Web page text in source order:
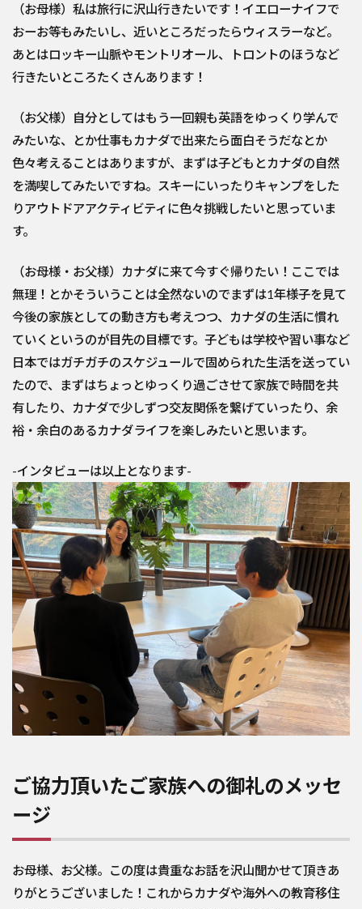
（お母様）私は旅行に沢山行きたいです！イエローナイフで
おーお等もみたいし、近いところだったらウィスラーなど。
あとはロッキー山脈やモントリオール、トロントのほうなど
行きたいところたくさんあります！
（お父様）自分としてはもう一回親も英語をゆっくり学んで
みたいな、とか仕事もカナダで出来たら面白そうだなとか
色々考えることはありますが、まずは子どもとカナダの自然
を満喫してみたいですね。スキーにいったりキャンプをした
りアウトドアアクティビティに色々挑戦したいと思っていま
す。
（お母様・お父様）カナダに来て今すぐ帰りたい！ここでは
無理！とかそういうことは全然ないのでまずは1年様子を見て
今後の家族としての動き方も考えつつ、カナダの生活に慣れ
ていくというのが目先の目標です。子どもは学校や習い事など
日本ではガチガチのスケジュールで固められた生活を送ってい
たので、まずはちょっとゆっくり過ごさせて家族で時間を共
有したり、カナダで少しずつ交友関係を繋げていったり、余
裕・余白のあるカナダライフを楽しみたいと思います。
-インタビューは以上となります-
ご協力頂いたご家族への御礼のメッセ
ージ
お母様、お父様。この度は貴重なお話を沢山聞かせて頂きあ
りがとうございました！これからカナダや海外への教育移住